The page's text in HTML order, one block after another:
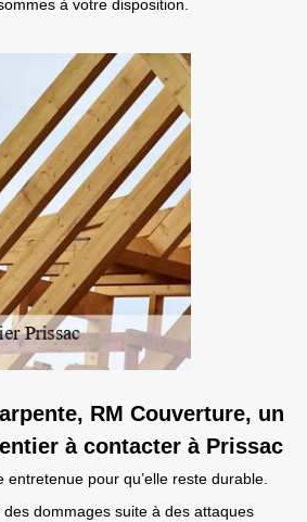
à votre disposition.
RM Couverture, un
à contacter à Prissac
pour qu’elle reste durable.
dommages suite à des attaques